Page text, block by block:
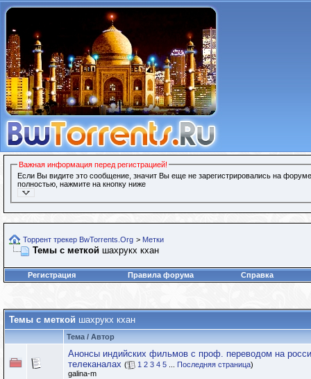
Важная информация перед регистрацией!
Если Вы видите это сообщение, значит Вы еще не зарегистрировались на
полностью, нажмите на кнопку ниже
Торрент трекер BwTorrents.Org > Метки
Темы с меткой шахрукх кхан
Регистрация Правила форума Справка
Темы с меткой шахрукх кхан
Тема / Автор
Анонсы индийских фильмов с проф. переводом на
телеканалах ( 1 2 3 4 5 Последняя страница)
galina-m